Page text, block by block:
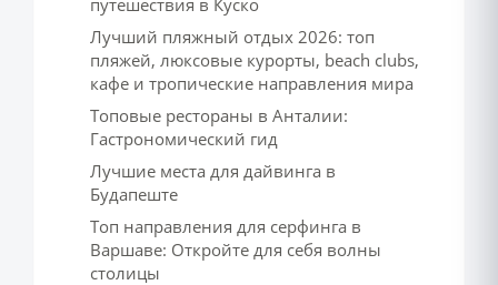
путешествия в Куско
Лучший пляжный отдых 2026: топ
пляжей, люксовые курорты, beach clubs,
кафе и тропические направления мира
Топовые рестораны в Анталии:
Гастрономический гид
Лучшие места для дайвинга в
Будапеште
Топ направления для серфинга в
Варшаве: Откройте для себя волны
столицы